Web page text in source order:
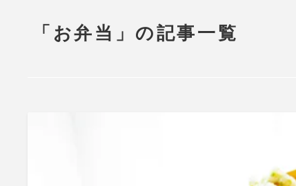
スパ / EMS機器 etc
JAVALO ELF
「お弁当」の記事一覧